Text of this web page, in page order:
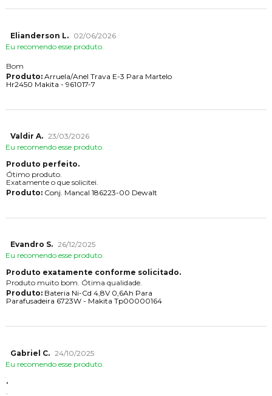
Elianderson L.
02/06/2026
Eu recomendo esse produto.
Bom
Produto:Arruela/Anel Trava E-3 Para Martelo
Hr2450 Makita - 961017-7
Valdir A. 23/03/2026
Eu recomendo esse produto.
Produto perfeito.
Ótimo produto.
Exatamente o que solicitei.
Produto:Conj. Mancal 186223-00 Dewalt
Evandro S. 26/12/2025
Eu recomendo esse produto.
Produto exatamente conforme solicitado.
Produto muito bom. Ótima qualidade.
Produto:Bateria Ni-Cd 4,8V 0,6Ah Para
Parafusadeira 6723W - Makita Tp00000164
Gabriel C. 24/10/2025
Eu recomendo esse produto.
.